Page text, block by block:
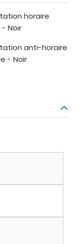
horaire
Noir
anti-horaire
- Noir